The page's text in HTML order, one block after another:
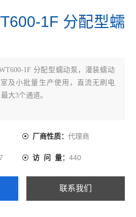
1F 分配型蠕
1F 分配型蠕动泵，灌装蠕动
室及小批量生产使用，直流无刷电
大3个通道。
厂商性质： 代理商
访 问 量： 440
联系我们